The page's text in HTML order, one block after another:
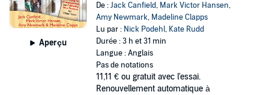
Aperçu
De :Jack Canfield, Mark Victor Hansen,
Amy Newmark, Madeline Clapps
Lu par : Nick Podehl, Kate Rudd
Durée : 3 h et 31 min
Langue : Anglais
Pas de notations
11,11 € ou gratuit avec l'essai.
Renouvellement automatique à